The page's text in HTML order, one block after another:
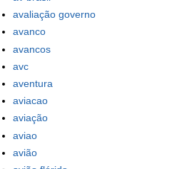
avaliação governo
avanco
avancos
avc
aventura
aviacao
aviação
aviao
avião